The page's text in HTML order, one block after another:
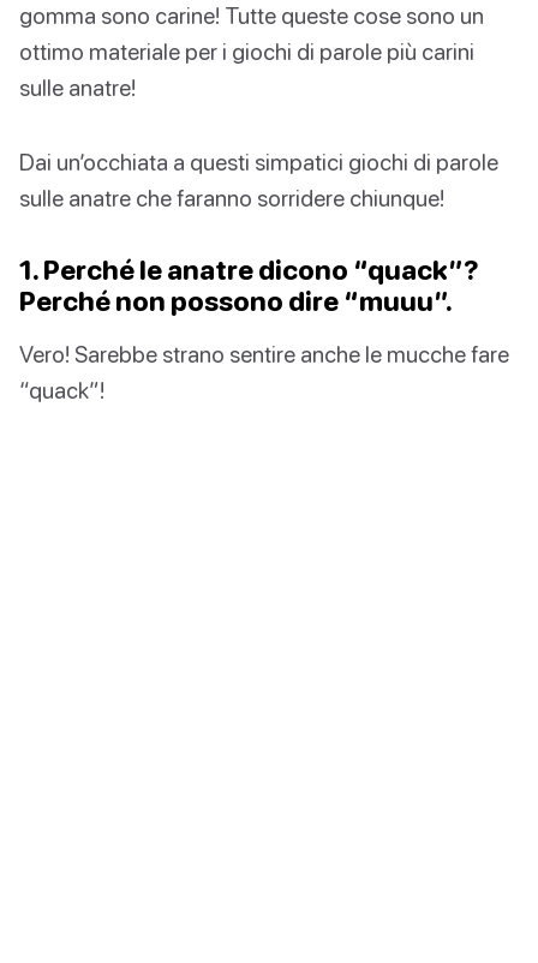
gomma sono carine! Tutte queste cose sono un
ottimo materiale per i giochi di parole più carini
sulle anatre!
Dai un’occhiata a questi simpatici giochi di parole
sulle anatre che faranno sorridere chiunque!
1. Perché le anatre dicono “quack”?
Perché non possono dire “muuu”.
Vero! Sarebbe strano sentire anche le mucche fare
“quack”!